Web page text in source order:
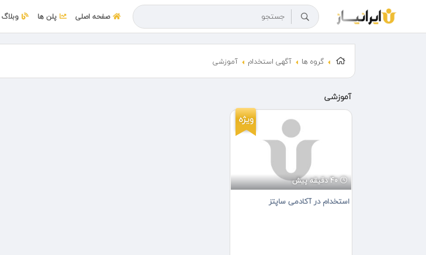
صفحه اصلی پلن ها وبلاگ
گروه ها آگهی استخدام آموزشی
آموزشی
ویژه
40 دقیقه پیش
استخدام در آکادمی ساپتز